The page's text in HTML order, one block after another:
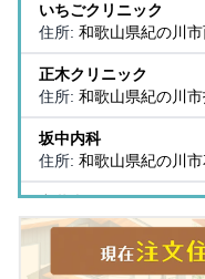
いちごクリニック
住所: 和歌山県紀の川
正木クリニック
住所: 和歌山県紀の川
坂中内科
住所: 和歌山県紀の川
宮井内科
住所:和歌山県紀の川
循環器内科するたクリ